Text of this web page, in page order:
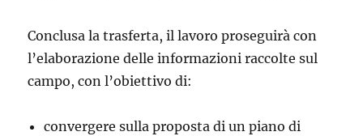
Conclusa la trasferta, il lavoro proseguirà con
l’elaborazione delle informazioni raccolte sul
campo, con l’obiettivo di:
convergere sulla proposta di un piano di